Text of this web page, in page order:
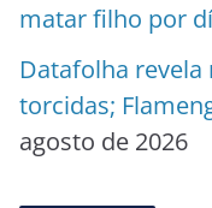
matar filho por
Datafolha
torcidas;
agosto de 2026